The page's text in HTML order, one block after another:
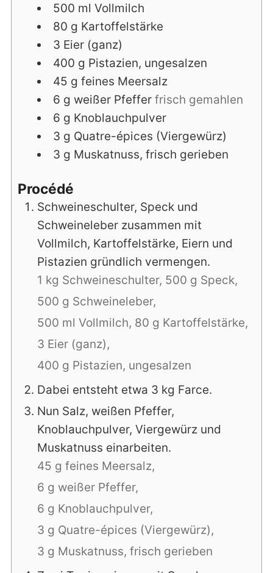
500 ml Vollmilch
80 g Kartoffelstärke
3 Eier (ganz)
400 g Pistazien, ungesalzen
45 g feines Meersalz
6 g weißer Pfeffer frisch gemahlen
6 g Knoblauchpulver
3 g Quatre-épices (Viergewürz)
3 g Muskatnuss, frisch gerieben
Procédé
Schweineschulter, Speck und
Schweineleber zusammen mit
Vollmilch, Kartoffelstärke, Eiern und
Pistazien gründlich vermengen.
1 kg Schweineschulter, 500 g Speck,
500 g Schweineleber,
500 ml Vollmilch, 80 g Kartoffelstärke,
3 Eier (ganz),
400 g Pistazien, ungesalzen
Dabei entsteht etwa 3 kg Farce.
Nun Salz, weißen Pfeffer,
Knoblauchpulver, Viergewürz und
Muskatnuss einarbeiten.
45 g feines Meersalz,
6 g weißer Pfeffer,
6 g Knoblauchpulver,
3 g Quatre-épices (Viergewürz),
3 g Muskatnuss, frisch gerieben